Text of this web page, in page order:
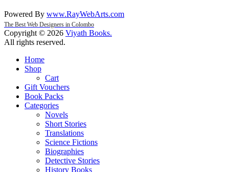
Powered By www.RayWebArts.com
The Best Web Designers in Colombo
Copyright © 2026 Viyath Books.
All rights reserved.
Home
Shop
Cart
Gift Vouchers
Book Packs
Categories
Novels
Short Stories
Translations
Science Fictions
Biographies
Detective Stories
History Books